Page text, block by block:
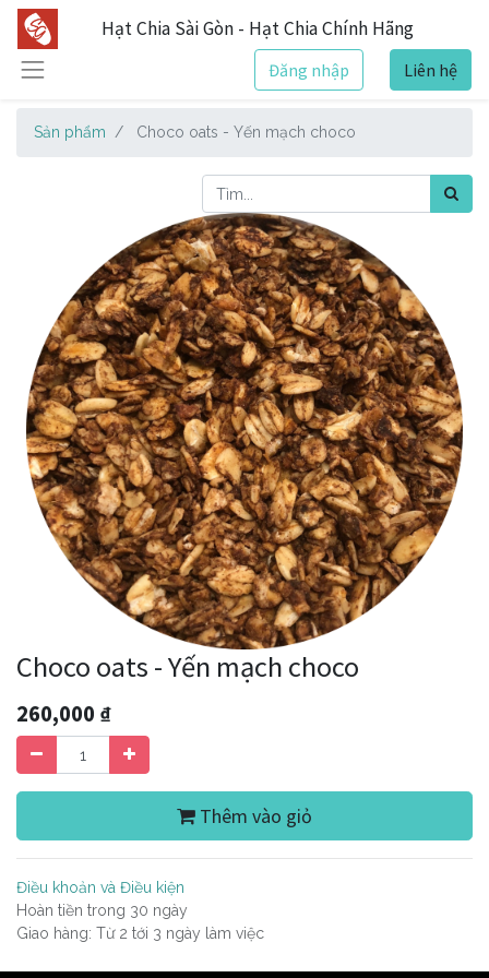
Hạt Chia Sài Gòn - Hạt Chia Chính Hãng
Đăng nhập Liên hệ
Sản phẩm Choco oats - Yến mạch choco
Choco oats - Yến mạch choco
260,000 ₫
Thêm vào giỏ
Điều khoản và Điều kiện
Hoàn tiền trong 30 ngày
Giao hàng: Từ 2 tới 3 ngày làm việc